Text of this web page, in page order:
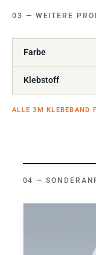
WEITERE
Farbe
Klebstoff
ALLE 3M KLEBEBAND